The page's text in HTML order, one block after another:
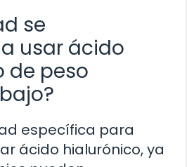
se
usar ácido
de peso
específica para
ácido hialurónico, ya